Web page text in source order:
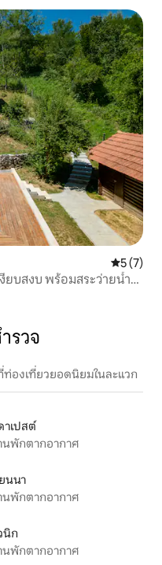
คะแนนเฉ
5 (7)
บสงบ พร้อมสระว่ายน้ำ
รวจ
องเที่ยวยอดนิยมในละแวก
าเปสต์
นพักตากอากาศ
นนา
นพักตากอากาศ
นิก
นพักตากอากาศ